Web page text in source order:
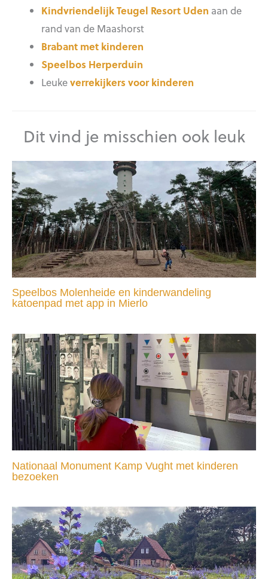
Kindvriendelijk Teugel Resort Uden aan de
rand van de Maashorst
Brabant met kinderen
Speelbos Herperduin
Leukeverrekijkers voor kinderen
Dit vind je misschien ook leuk
Speelbos Molenheide en kinderwandeling
katoenpad met app in Mierlo
Nationaal Monument Kamp Vught met kinderen
bezoeken